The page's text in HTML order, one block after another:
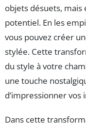
objets désuets, mais
potentiel. En les
vous pouvez créer
stylée. Cette
du style à votre
une touche
d’impressionner vos
Dans cette